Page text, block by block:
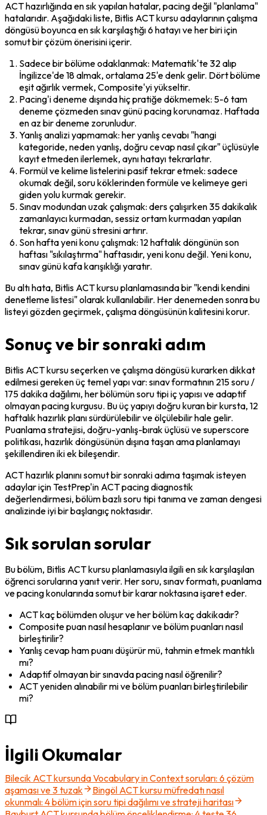
ACT hazırlığında en sık yapılan hatalar, pacing değil "planlama"
hatalarıdır. Aşağıdaki liste, Bitlis ACT kursu adaylarının çalışma
döngüsü boyunca en sık karşılaştığı 6 hatayı ve her biri için
somut bir çözüm önerisini içerir.
Sadece bir bölüme odaklanmak: Matematik'te 32 alıp
İngilizce'de 18 almak, ortalama 25'e denk gelir. Dört bölüme
eşit ağırlık vermek, Composite'yi yükseltir.
Pacing'i deneme dışında hiç pratiğe dökmemek: 5-6 tam
deneme çözmeden sınav günü pacing korunamaz. Haftada
en az bir deneme zorunludur.
Yanlış analizi yapmamak: her yanlış cevabı "hangi
kategoride, neden yanlış, doğru cevap nasıl çıkar" üçlüsüyle
kayıt etmeden ilerlemek, aynı hatayı tekrarlatır.
Formül ve kelime listelerini pasif tekrar etmek: sadece
okumak değil, soru köklerinden formüle ve kelimeye geri
giden yolu kurmak gerekir.
Sınav modundan uzak çalışmak: ders çalışırken 35 dakikalık
zamanlayıcı kurmadan, sessiz ortam kurmadan yapılan
tekrar, sınav günü stresini artırır.
Son hafta yeni konu çalışmak: 12 haftalık döngünün son
haftası "sıkılaştırma" haftasıdır, yeni konu değil. Yeni konu,
sınav günü kafa karışıklığı yaratır.
Bu altı hata, Bitlis ACT kursu planlamasında bir "kendi kendini
denetleme listesi" olarak kullanılabilir. Her denemeden sonra bu
listeyi gözden geçirmek, çalışma döngüsünün kalitesini korur.
Sonuç ve bir sonraki adım
Bitlis ACT kursu seçerken ve çalışma döngüsü kurarken dikkat
edilmesi gereken üç temel yapı var: sınav formatının 215 soru /
175 dakika dağılımı, her bölümün soru tipi iç yapısı ve adaptif
olmayan pacing kurgusu. Bu üç yapıyı doğru kuran bir kursta, 12
haftalık hazırlık planı sürdürülebilir ve ölçülebilir hale gelir.
Puanlama stratejisi, doğru-yanlış-bırak üçlüsü ve superscore
politikası, hazırlık döngüsünün dışına taşan ama planlamayı
şekillendiren iki ek bileşendir.
ACT hazırlık planını somut bir sonraki adıma taşımak isteyen
adaylar için TestPrep'in ACT pacing diagnostik
değerlendirmesi, bölüm bazlı soru tipi tanıma ve zaman dengesi
analizinde iyi bir başlangıç noktasıdır.
Sık sorulan sorular
Bu bölüm, Bitlis ACT kursu planlamasıyla ilgili en sık karşılaşılan
öğrenci sorularına yanıt verir. Her soru, sınav formatı, puanlama
ve pacing konularında somut bir karar noktasına işaret eder.
ACT kaç bölümden oluşur ve her bölüm kaç dakikadır?
Composite puan nasıl hesaplanır ve bölüm puanları nasıl
birleştirilir?
Yanlış cevap ham puanı düşürür mü, tahmin etmek mantıklı
mı?
Adaptif olmayan bir sınavda pacing nasıl öğrenilir?
ACT yeniden alınabilir mi ve bölüm puanları birleştirilebilir
mi?
İlgili Okumalar
Bilecik ACT kursunda Vocabulary in Context soruları: 6 çözüm
aşaması ve 3 tuzak
Bingöl ACT kursu müfredatı nasıl
okunmalı: 4 bölüm için soru tipi dağılımı ve strateji haritası